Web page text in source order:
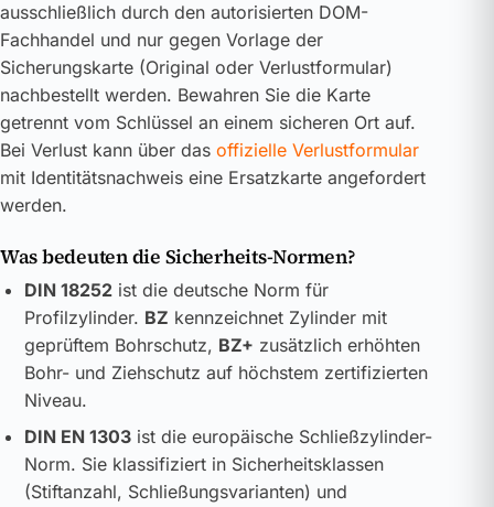
ausschließlich durch den autorisierten DOM-
Fachhandel und nur gegen Vorlage der
Sicherungskarte (Original oder Verlustformular)
nachbestellt werden. Bewahren Sie die Karte
getrennt vom Schlüssel an einem sicheren Ort auf.
Bei Verlust kann über das offizielle Verlustformular
mit Identitätsnachweis eine Ersatzkarte angefordert
werden.
Was bedeuten die Sicherheits-Normen?
DIN 18252ist die deutsche Norm für
Profilzylinder. BZ kennzeichnet Zylinder mit
geprüftem Bohrschutz, BZ+ zusätzlich erhöhten
Bohr- und Ziehschutz auf höchstem zertifizierten
Niveau.
DIN EN 1303ist die europäische Schließzylinder-
Norm. Sie klassifiziert in Sicherheitsklassen
(Stiftanzahl, Schließungsvarianten) und